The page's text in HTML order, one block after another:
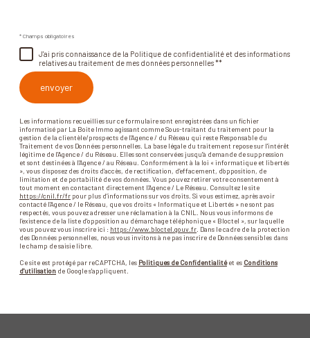
* Champs obligatoires
J'ai pris connaissance de la Politique de confidentialité et des informations
relatives au traitement de mes données personnelles **
envoyer
Les informations recueillies sur ce formulaire sont enregistrées dans un fichier
informatisé par La Boite Immo agissant comme Sous-traitant du traitement pour la
gestion de la clientèle/prospects de l'Agence / du Réseau qui reste Responsable du
Traitement de vos Données personnelles. La base légale du traitement repose sur l'intérêt
légitime de l'Agence / du Réseau. Elles sont conservées jusqu'à demande de suppression
et sont destinées à l'Agence / au Réseau. Conformément à la loi « informatique et libertés
», vous disposez des droits d’accès, de rectification, d’effacement, d’opposition, de
limitation et de portabilité de vos données. Vous pouvez retirer votre consentement à
tout moment en contactant directement l’Agence / Le Réseau. Consultez le site
https://cnil.fr/fr pour plus d’informations sur vos droits. Si vous estimez, après avoir
contacté l'Agence / le Réseau, que vos droits « Informatique et Libertés » ne sont pas
respectés, vous pouvez adresser une réclamation à la CNIL. Nous vous informons de
l’existence de la liste d'opposition au démarchage téléphonique « Bloctel », sur laquelle
vous pouvez vous inscrire ici : https://www.bloctel.gouv.fr . Dans le cadre de la protection
des Données personnelles, nous vous invitons à ne pas inscrire de Données sensibles dans
le champ de saisie libre.
Ce site est protégé par reCAPTCHA, les Politiques de Confidentialitéet es Conditions
d'utilisation de Google s'appliquent.